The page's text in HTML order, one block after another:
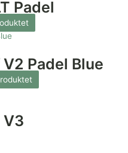
Padel
Padel Blue
V3